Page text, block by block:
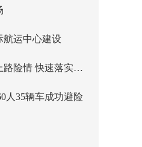
航运中心建设
内蒙古丹锡高速发现洪水上路险情 快速落实主线封闭管控
人35辆车成功避险